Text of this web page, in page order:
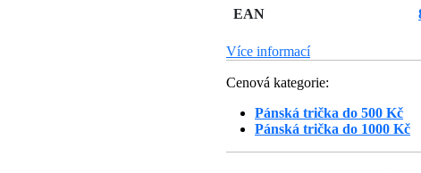
EAN
Více informací
Cenová kategorie:
Pánská trička do 500 Kč
Pánská trička do 1000 Kč